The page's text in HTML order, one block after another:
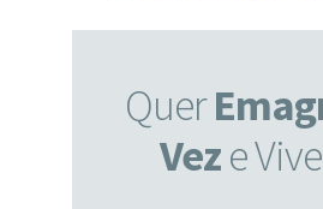
Quer
Veze